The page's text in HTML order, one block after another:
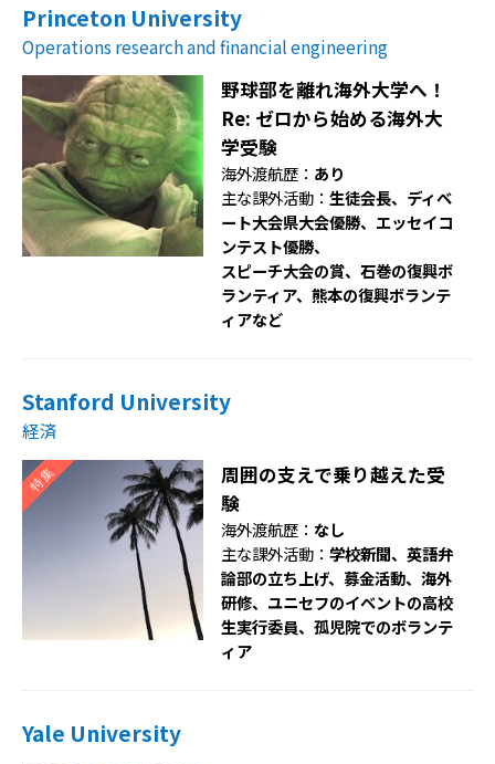
Princeton University
Operations research and financial engineering
野球部を離れ海外大学へ！
Re: ゼロから始める海外大
学受験
海外渡航歴： あり
主な課外活動：生徒会長、ディベ
ート大会県大会優勝、エッセイコ
ンテスト優勝、
スピーチ大会の賞、石巻の復興ボ
ランティア、熊本の復興ボランテ
ィアなど
Stanford University
経済
周囲の支えで乗り越えた受
験
海外渡航歴： なし
主な課外活動：学校新聞、英語弁
論部の立ち上げ、募金活動、海外
研修、ユニセフのイベントの高校
生実行委員、孤児院でのボランテ
ィア
Yale University